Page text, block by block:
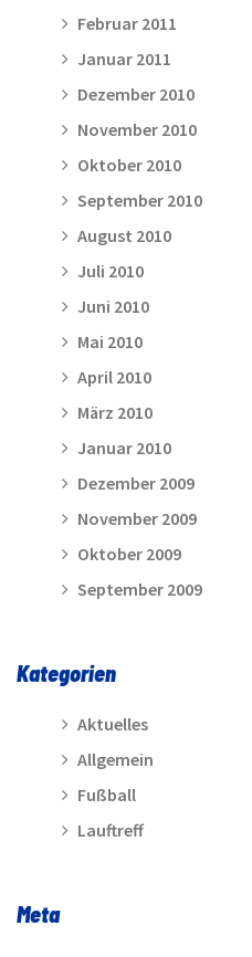
Februar 2011
Januar 2011
Dezember 2010
November 2010
Oktober 2010
September 2010
August 2010
Juli 2010
Juni 2010
Mai 2010
April 2010
März 2010
Januar 2010
Dezember 2009
November 2009
Oktober 2009
September 2009
Kategorien
Aktuelles
Allgemein
Fußball
Lauftreff
Meta